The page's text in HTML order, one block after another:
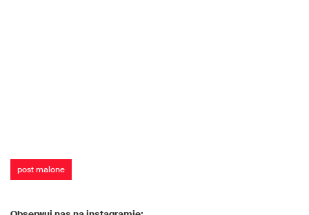
post malone